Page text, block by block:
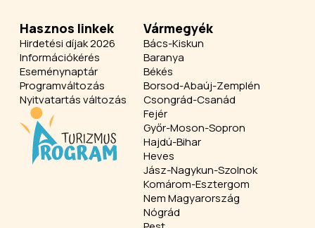
Hasznos linkek
Hirdetési díjak 2026
Információkérés
Eseménynaptár
Programváltozás
Nyitvatartás változás
Vármegyék
Bács-Kiskun
Baranya
Békés
Borsod-Abaúj-Zemplén
Csongrád-Csanád
Fejér
Győr-Moson-Sopron
Hajdú-Bihar
Heves
Jász-Nagykun-Szolnok
Komárom-Esztergom
Nem Magyarország
Nógrád